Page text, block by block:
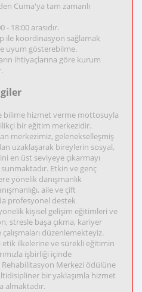
Cuma'ya tam zamanlı
- 18:00 arasıdır.
ile koordinasyon sağlamak
uyum gösterebilme.
ihtiyaçlarına göre kurum
bilime hizmet verme mottosuyla
bir eğitim merkezidir.
merkezimiz, gelenekselleşmiş
uzaklaşarak bireylerin sosyal,
en üst seviyeye çıkarmayı
Etkin ve genç
yönelik danışmanlık
aile ve çift
profesyonel destek
kişisel gelişim eğitimleri ve
stresle başa çıkma, kariyer
düzenlemekteyiz.
ilkelerine ve sürekli eğitimin
işbirliği içinde
Rehabilitasyon Merkezi ödülüne
bir yaklaşımla hizmet
almaktadır.